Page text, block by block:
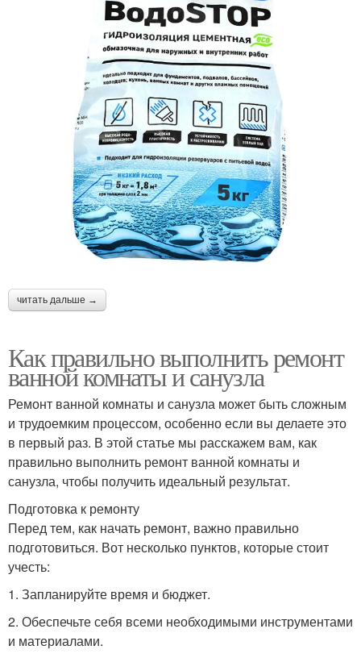
читать дальше →
Как правильно выполнить ремонт
ванной комнаты и санузла
Ремонт ванной комнаты и санузла может быть сложным
и трудоемким процессом, особенно если вы делаете это
в первый раз. В этой статье мы расскажем вам, как
правильно выполнить ремонт ванной комнаты и
санузла, чтобы получить идеальный результат.
Подготовка к ремонту
Перед тем, как начать ремонт, важно правильно
подготовиться. Вот несколько пунктов, которые стоит
учесть:
1. Запланируйте время и бюджет.
2. Обеспечьте себя всеми необходимыми инструментами
и материалами.